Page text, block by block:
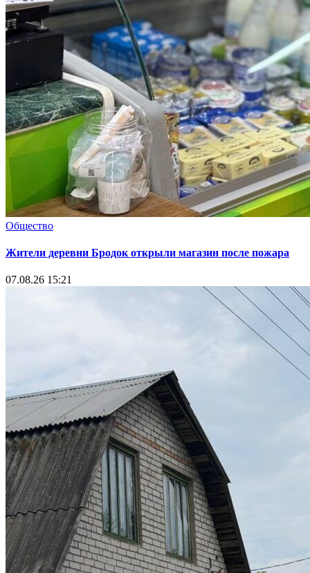
Общество
Жители деревни Бродок открыли магазин после пожара
07.08.26 15:21